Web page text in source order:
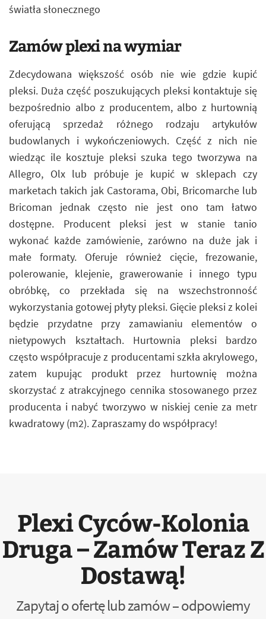
światła słonecznego
Zamów plexi na wymiar
Zdecydowana większość osób nie wie gdzie kupić
pleksi. Duża część poszukujących pleksi kontaktuje się
bezpośrednio albo z producentem, albo z hurtownią
oferującą sprzedaż różnego rodzaju artykułów
budowlanych i wykończeniowych. Część z nich nie
wiedząc ile kosztuje pleksi szuka tego tworzywa na
Allegro, Olx lub próbuje je kupić w sklepach czy
marketach takich jak Castorama, Obi, Bricomarche lub
Bricoman jednak często nie jest ono tam łatwo
dostępne. Producent pleksi jest w stanie tanio
wykonać każde zamówienie, zarówno na duże jak i
małe formaty. Oferuje również cięcie, frezowanie,
polerowanie, klejenie, grawerowanie i innego typu
obróbkę, co przekłada się na wszechstronność
wykorzystania gotowej płyty pleksi. Gięcie pleksi z kolei
będzie przydatne przy zamawianiu elementów o
nietypowych kształtach. Hurtownia pleksi bardzo
często współpracuje z producentami szkła akrylowego,
zatem kupując produkt przez hurtownię można
skorzystać z atrakcyjnego cennika stosowanego przez
producenta i nabyć tworzywo w niskiej cenie za metr
kwadratowy (m2). Zapraszamy do współpracy!
Plexi Cyców-Kolonia
Druga – Zamów Teraz Z
Dostawą!
Zapytaj o ofertę lub zamów – odpowiemy